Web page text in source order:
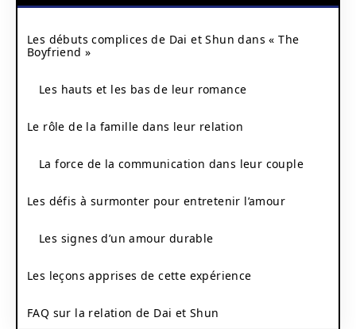
Les débuts complices de Dai et Shun dans « The
Boyfriend »
Les hauts et les bas de leur romance
Le rôle de la famille dans leur relation
La force de la communication dans leur couple
Les défis à surmonter pour entretenir l’amour
Les signes d’un amour durable
Les leçons apprises de cette expérience
FAQ sur la relation de Dai et Shun